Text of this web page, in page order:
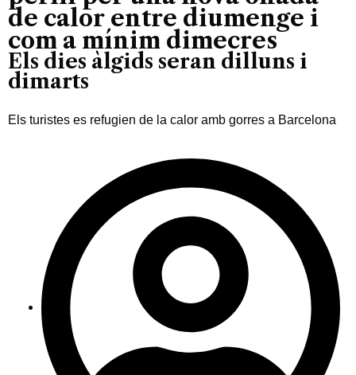
de calor entre diumenge i
com a mínim dimecres
Els dies àlgids seran dilluns i
dimarts
Els turistes es refugien de la calor amb gorres a Barcelona